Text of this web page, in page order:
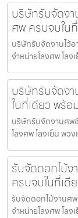
บริษัทรับจัดง
ศพ ครบจบใน
บริษัทรับจัดงานไว้
จำหน่ายโลงศพ โล
บริษัทรับจัดง
ในที่เดียว พร้อ
บริษัทรับจัดงานศพ
โลงศพ โลงเย็น พว
รับจัดดอกไม้
ครบจบในที่เดี
รับจัดดอกไม้งานศ
จำหน่ายโลงศพ โล